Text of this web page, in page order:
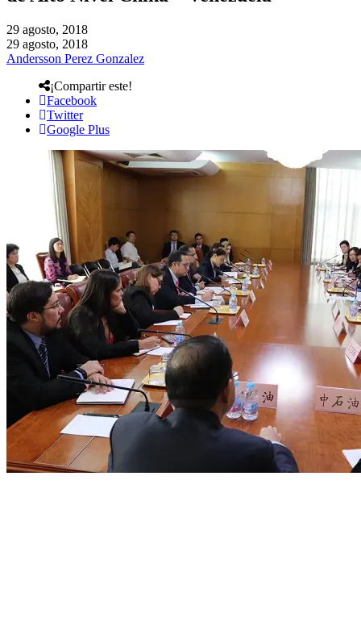
29 agosto, 2018
29 agosto, 2018
Andersson Perez Gonzalez
¡Compartir este!
Facebook
Twitter
Google Plus